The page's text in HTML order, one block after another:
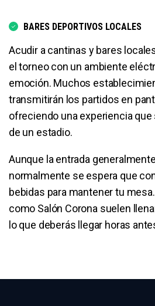
BARES DEPORTIVOS LOCALES
Acudir a cantinas y bares
el torneo con un ambiente
emoción. Muchos
transmitirán los partidos en
ofreciendo una experiencia que
de un estadio.
Aunque la entrada
normalmente se espera que
bebidas para mantener tu
como Salón Corona suelen
lo que deberás llegar horas